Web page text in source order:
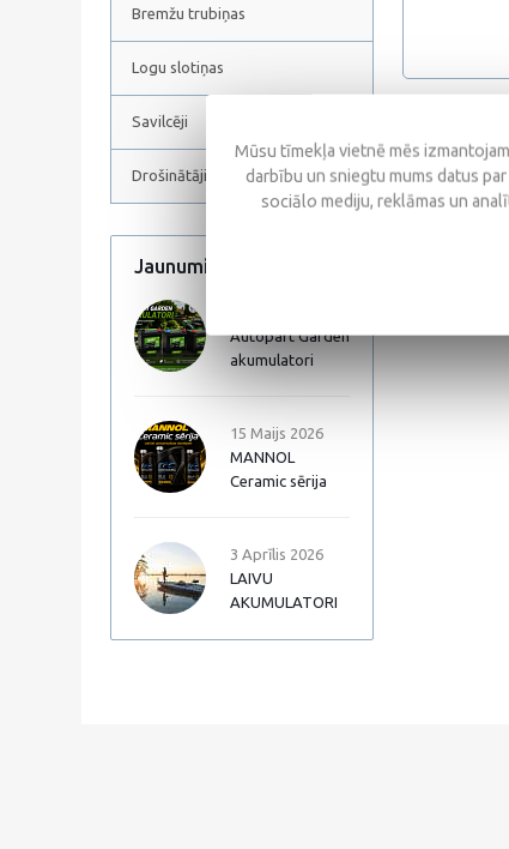
Bremžu trubiņas
Logu slotiņas
Savilcēji
Drošinātāji
Jaunumi
Autopart Garden
akumulatori
15 Maijs 2026
MANNOL
Ceramic sērija
3 Aprīlis 2026
LAIVU
AKUMULATORI
Mūsu tīmekļa vietnē mēs
darbību un sniegtu mums datus
sociālo mediju, reklāmas un